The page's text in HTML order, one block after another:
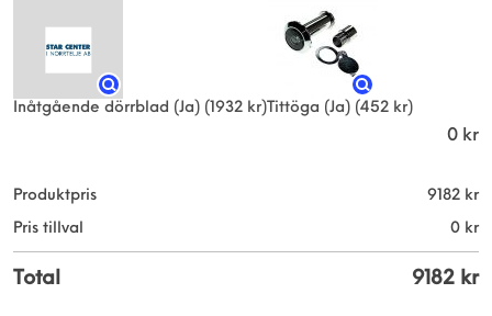
Inåtgående dörrblad (Ja) (1932 kr) Tittöga (Ja) (452 kr)
0 kr
Produktpris 9182 kr
Pris tillval
0 kr
Total 9182 kr